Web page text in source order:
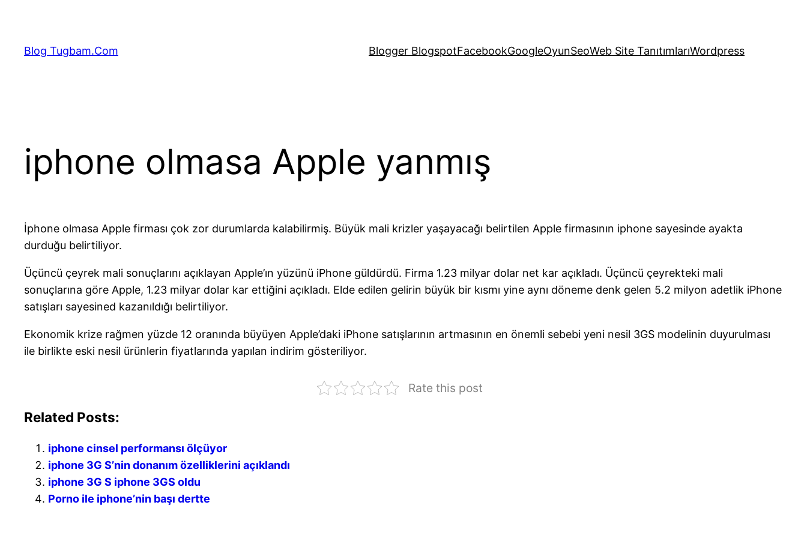
Blog Tugbam.Com
Blogger BlogspotFacebookGoogleOyunSeoWeb Site TanıtımlarıWordpress
iphone olmasa Apple yanmış
İphone olmasa Apple firması çok zor durumlarda kalabilirmiş. Büyük mali krizler yaşayacağı belirtilen Apple firmasının iphone sayesinde ayakta
durduğu belirtiliyor.
Üçüncü çeyrek mali sonuçlarını açıklayan Apple’ın yüzünü iPhone güldürdü. Firma 1.23 milyar dolar net kar açıkladı. Üçüncü çeyrekteki mali
sonuçlarına göre Apple, 1.23 milyar dolar kar ettiğini açıkladı. Elde edilen gelirin büyük bir kısmı yine aynı döneme denk gelen 5.2 milyon adetlik iPhone
satışları sayesined kazanıldığı belirtiliyor.
Ekonomik krize rağmen yüzde 12 oranında büyüyen Apple’daki iPhone satışlarının artmasının en önemli sebebi yeni nesil 3GS modelinin duyurulması
ile birlikte eski nesil ürünlerin fiyatlarında yapılan indirim gösteriliyor.
Rate this post
Related Posts:
iphone cinsel performansı ölçüyor
iphone 3G S’nin donanım özelliklerini açıklandı
iphone 3G S iphone 3GS oldu
Porno ile iphone’nin başı dertte